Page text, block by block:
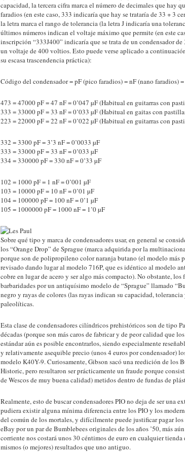
capacidad, la tercera cifra marca el número de decimales que hay
faradios (en este caso, 333 indicaría que hay se trataría de 33 + 3
la letra marca el rango de tolerancia (la letra J indicaría una
últimos números indican el voltaje máximo que permite (en este
inscripción “333J400” indicaría que se trata de un condensador
un voltaje de 400 voltios. Esto puede verse aplicado a
su escasa trascendencia práctica):
Código del condensador = pF (pico faradios) = nF (nano faradios)
473 = 47000 pF = 47 nF = 0’047 µF (Habitual en guitarras con
333 = 33000 pF = 33 nF = 0’033 µF (Habitual en gaitas con
223 = 22000 pF = 22 nF = 0’022 µF (Habitual en guitarras con
332 = 3300 pF = 3’3 nF = 0’0033 µF
333 = 33000 pF = 33 nF = 0’033 µF
334 = 330000 pF = 330 nF = 0’33 µF
102 = 1000 pF = 1 nF = 0’001 µF
103 = 10000 pF = 10 nF = 0’01 µF
104 = 100000 pF = 100 nF = 0’1 µF
105 = 1000000 pF = 1000 nF = 1’0 µF
Sobre qué tipo y marca de condensadores usar, en general se
los “Orange Drop” de Sprague (marca adquirida por la
porque son de polipropileno color naranja butano (el modelo más
revisado dando lugar al modelo 716P, que es idéntico al modelo
cobre en lugar de acero y ser algo más compacto). No obstante,
barbaridades por un antiquísimo modelo de “Sprague” llamado
negro y rayas de colores (las rayas indican su capacidad,
paleolíticas.
Esta clase de condensadores cilíndricos prehistóricos son de tipo
décadas (porque son más caros de fabricar y de peor calidad que
estándar aún es posible encontrarlos, siendo especialmente
y relativamente asequible precio (unos 4 euros por condensador)
modelo K40Y-9. Curiosamente, Gibson sacó una reedición de los
Historic, pero resultaron ser prácticamente un fraude porque
de Wescos de muy buena calidad) metidos dentro de fundas de
Realmente, esto de buscar condensadores PIO no deja de ser una
pudiera existir alguna mínima diferencia entre los PIO y los
del común de los mortales, y difícilmente puede justificar pagar los
eBay por un par de Bumblebees originales de los años ’50, más
corriente nos costará unos 30 céntimos de euro en cualquier
mismos (o mejores) resultados que uno antiguo.